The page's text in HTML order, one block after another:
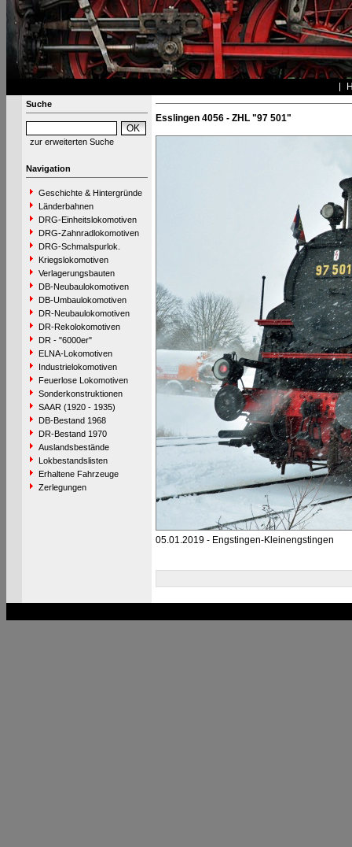
Suche
zur erweiterten Suche
Navigation
Geschichte & Hintergründe
Länderbahnen
DRG-Einheitslokomotiven
DRG-Zahnradlokomotiven
DRG-Schmalspurlok.
Kriegslokomotiven
Verlagerungsbauten
DB-Neubaulokomotiven
DB-Umbaulokomotiven
DR-Neubaulokomotiven
DR-Rekolokomotiven
DR - "6000er"
ELNA-Lokomotiven
Industrielokomotiven
Feuerlose Lokomotiven
Sonderkonstruktionen
SAAR (1920 - 1935)
DB-Bestand 1968
DR-Bestand 1970
Auslandsbestände
Lokbestandslisten
Erhaltene Fahrzeuge
Zerlegungen
Esslingen 4056 - ZHL "97 501"
05.01.2019 - Engstingen-Kleinengstingen